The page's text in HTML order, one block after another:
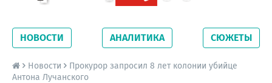
Новосибирской области. Читайте свежие
новости на сайте сетевого издания
Precedent.
НОВОСТИ АНАЛИТИКА СЮЖЕТЫ
Новости
Прокурор запросил 8 лет колонии убийце
Антона Лучанского